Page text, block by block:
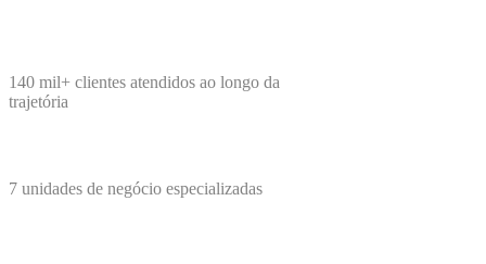
140 mil+ clientes atendidos ao longo da
trajetória
7 unidades de negócio especializadas